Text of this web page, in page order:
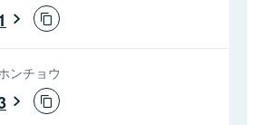
ンチョウ